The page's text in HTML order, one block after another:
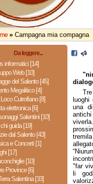
» Campagna mia compagna
Da leggere...
informatici [14]
Web [10]
del Salento [45]
Megalitico [4]
Cutrofiano [8]
elettronica [6]
Salentini [10]
guida [19]
dal Salento [43]
e Concerti [1]
[17]
[10]
Province [6]
Salentina [33]
una
"far
li